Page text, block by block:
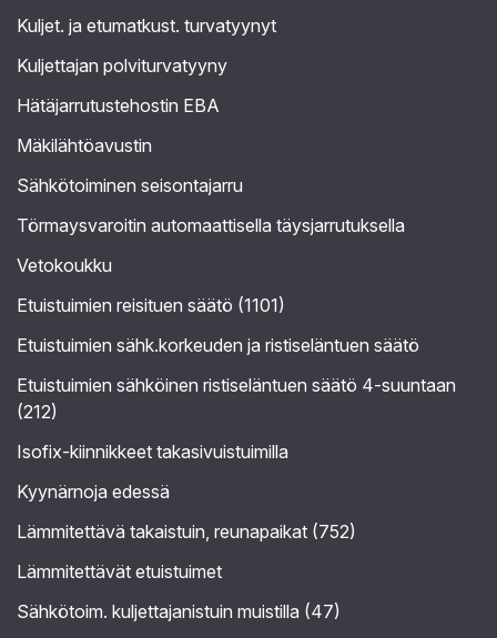
Kuljet. ja etumatkust. turvatyynyt
Kuljettajan polviturvatyyny
Hätäjarrutustehostin EBA
Mäkilähtöavustin
Sähkötoiminen seisontajarru
Törmaysvaroitin automaattisella täysjarrutuksella
Vetokoukku
Etuistuimien reisituen säätö (1101)
Etuistuimien sähk.korkeuden ja ristiseläntuen säätö
Etuistuimien sähköinen ristiseläntuen säätö 4-suuntaan
(212)
Isofix-kiinnikkeet takasivuistuimilla
Kyynärnoja edessä
Lämmitettävä takaistuin, reunapaikat (752)
Lämmitettävät etuistuimet
Sähkötoim. kuljettajanistuin muistilla (47)